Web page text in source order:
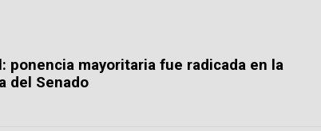
ponencia mayoritaria fue radicada en la
del Senado